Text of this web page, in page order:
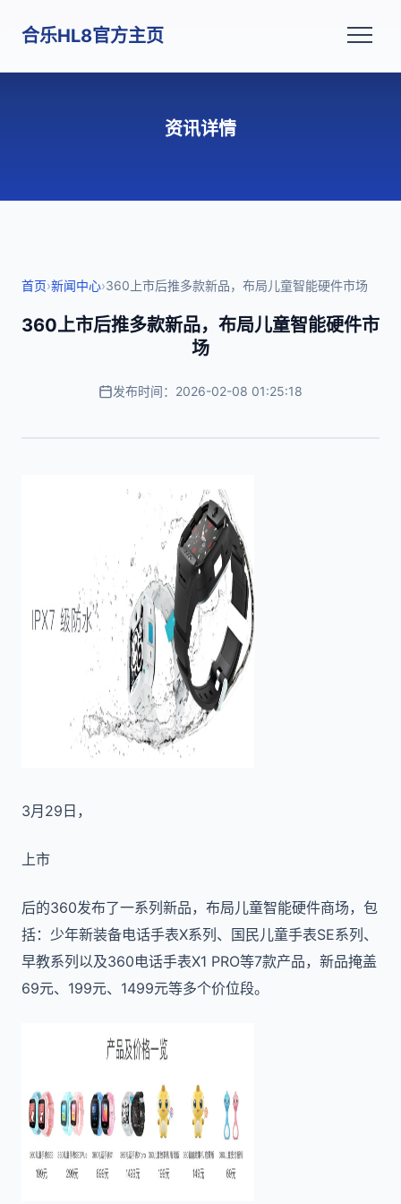
合乐HL8官方主页
资讯详情
首页›新闻中心›360上市后推多款新品，布局儿童智能硬件市场
360上市后推多款新品，布局儿童智能硬件市
场
发布时间：2026-02-08 01:25:18
3月29日，
上市
后的360发布了一系列新品，布局儿童智能硬件商场，包
括：少年新装备电话手表X系列、国民儿童手表SE系列、
早教系列以及360电话手表X1 PRO等7款产品，新品掩盖
69元、199元、1499元等多个价位段。